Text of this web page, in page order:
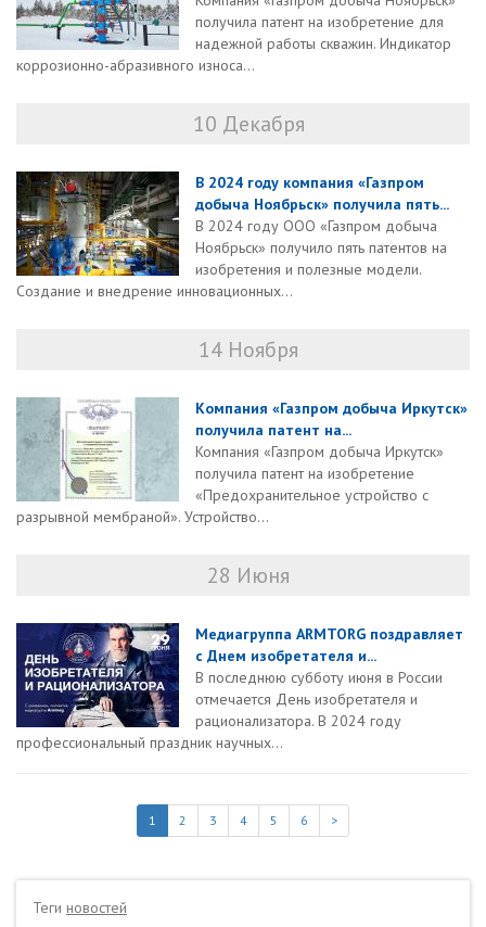
получила патент на изобретение для
надежной работы скважин. Индикатор
коррозионно-абразивного износа...
10 Декабря
В 2024 году компания «Газпром
добыча Ноябрьск» получила пять...
В 2024 году ООО «Газпром добыча
Ноябрьск» получило пять патентов на
изобретения и полезные модели.
Создание и внедрение инновационных...
14 Ноября
Компания «Газпром добыча Иркутск»
получила патент на...
Компания «Газпром добыча Иркутск»
получила патент на изобретение
«Предохранительное устройство с
разрывной мембраной». Устройство...
28 Июня
Медиагруппа ARMTORG поздравляет
с Днем изобретателя и...
В последнюю субботу июня в России
отмечается День изобретателя и
рационализатора. В 2024 году
профессиональный праздник научных...
1 2 3 4 5 6 >
Теги новостей